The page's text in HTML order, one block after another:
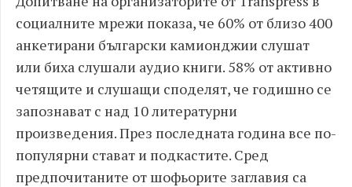
социалните мрежи показа, че 60% от близо 400
анкетирани български камионджии слушат
или биха слушали аудио книги. 58% от активно
четящите и слушащи споделят, че годишно се
запознават с над 10 литературни
произведения. През последната година все по-
популярни стават и подкастите. Сред
предпочитаните от шофьорите заглавия са